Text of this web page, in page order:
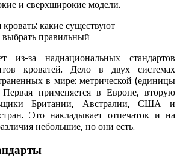
и сверхширокие модели.
из-за наднациональных стандартов
кроватей. Дело в двух системах
в мире: метрической (единицы
применяется в Европе, вторую
Британии, Австралии, США и
Это накладывает отпечаток и на
небольшие, но они есть.